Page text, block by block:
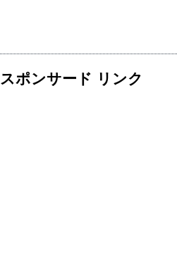
スポンサード リンク